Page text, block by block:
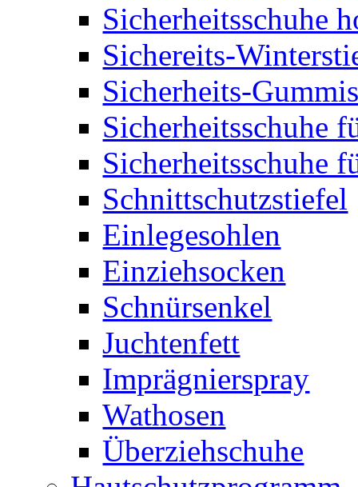
Sicherheitsschuhe
Sichereits-
Sicherheits-
Sicherheitsschuhe
Sicherheitsschuhe
Schnittschutzstiefel
Einlegesohlen
Einziehsocken
Schnürsenkel
Juchtenfett
Imprägnierspray
Wathosen
Überziehschuhe